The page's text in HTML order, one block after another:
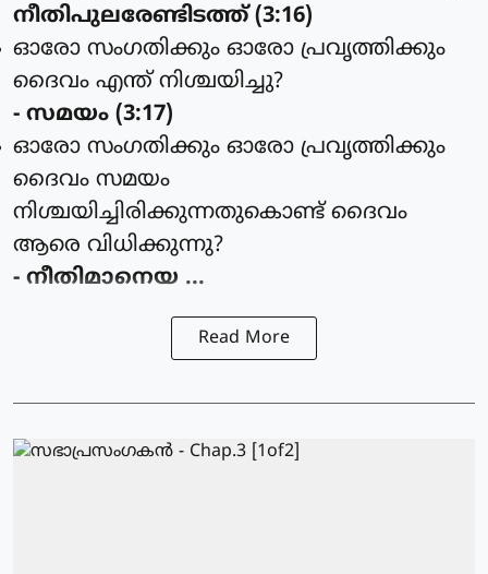
നീതിപുലരേണ്ടിടത്ത് (3:16)
ഓരോ സംഗതിക്കും ഓരോ പ്രവൃത്തിക്കും
ദൈവം എന്ത് നിശ്ചയിച്ചു?
- സമയം (3:17)
ഓരോ സംഗതിക്കും ഓരോ പ്രവൃത്തിക്കും
ദൈവം സമയം
നിശ്ചയിച്ചിരിക്കുന്നതുകൊണ്ട് ദൈവം
ആരെ വിധിക്കുന്നു?
- നീതിമാനെയ ...
Read More